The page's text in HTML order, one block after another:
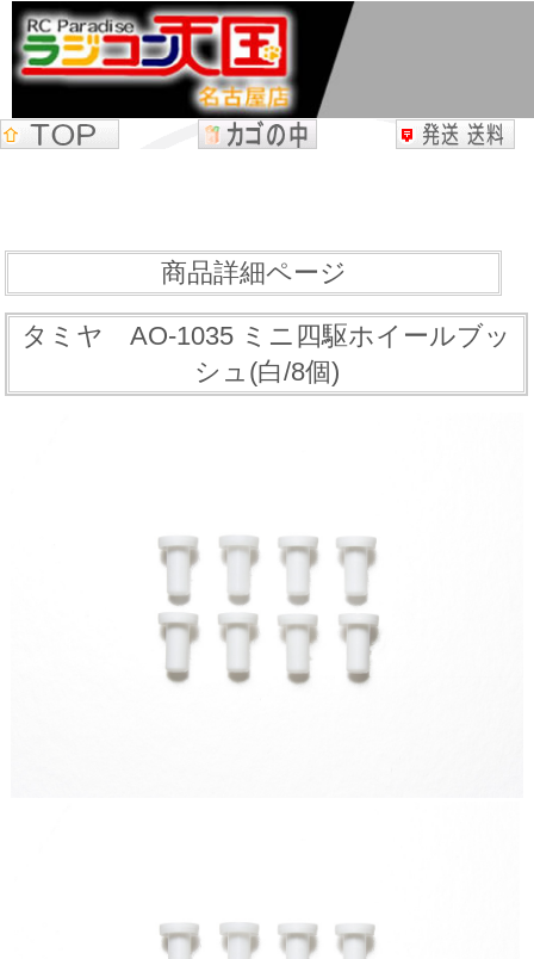
商品詳細ページ
タミヤ AO-1035 ミニ四駆ホイールブッ
シュ(白/8個)